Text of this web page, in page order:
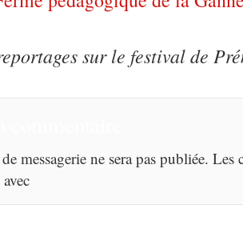
sur le festival de
messagerie ne sera pas publiée.